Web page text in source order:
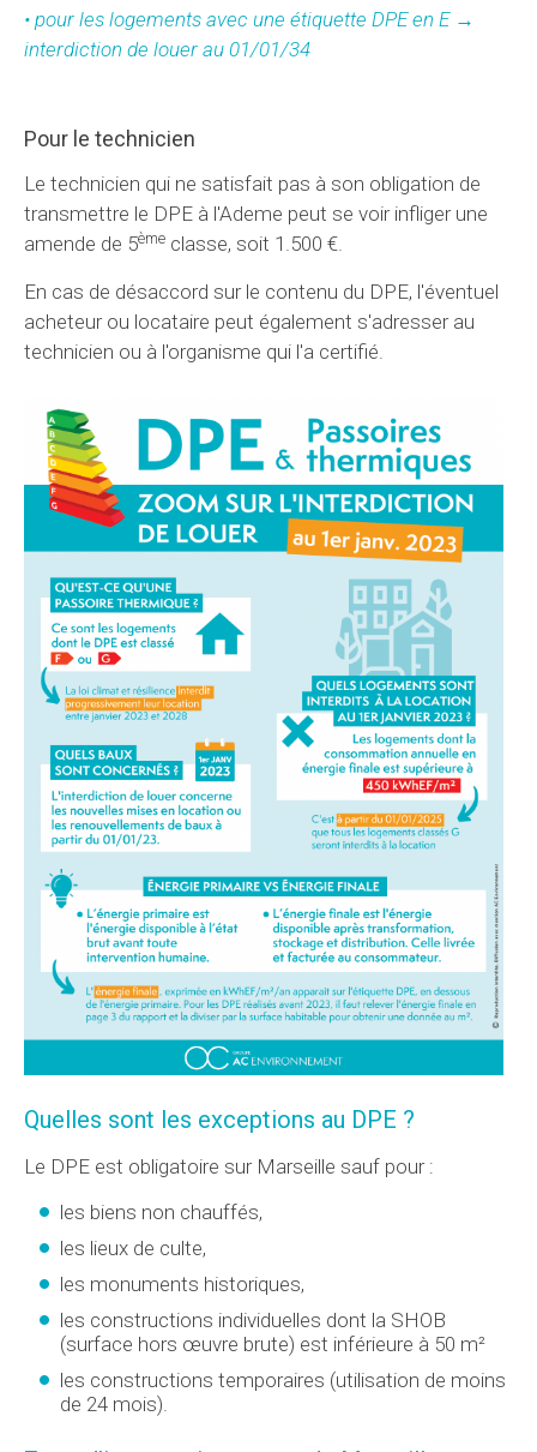
• pour les logements avec une étiquette DPE en E →
interdiction de louer au 01/01/34
Pour le technicien
Le technicien qui ne satisfait pas à son obligation de
transmettre le DPE à l'Ademe peut se voir infliger une
amende de 5ème classe, soit 1.500 €.
En cas de désaccord sur le contenu du DPE, l'éventuel
acheteur ou locataire peut également s'adresser au
technicien ou à l'organisme qui l'a certifié.
Quelles sont les exceptions au DPE ?
Le DPE est obligatoire sur Marseille sauf pour :
les biens non chauffés,
les lieux de culte,
les monuments historiques,
les constructions individuelles dont la SHOB
(surface hors œuvre brute) est inférieure à 50 m²
les constructions temporaires (utilisation de moins
de 24 mois).